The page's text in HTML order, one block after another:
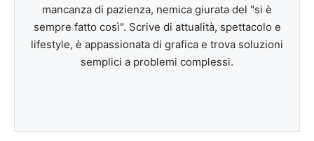
mancanza di pazienza, nemica giurata del "si è
sempre fatto così". Scrive di attualità, spettacolo e
lifestyle, è appassionata di grafica e trova soluzioni
semplici a problemi complessi.